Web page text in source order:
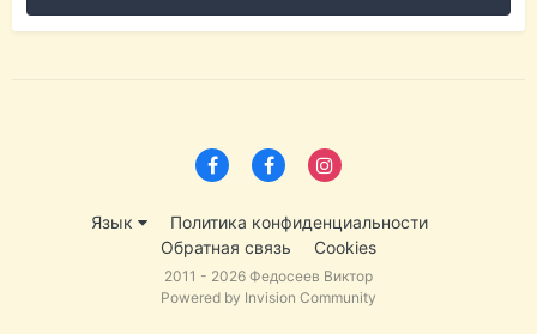
Язык
Политика конфиденциальности
Обратная связь
Cookies
2011 - 2026 Федосеев Виктор
Powered by Invision Community